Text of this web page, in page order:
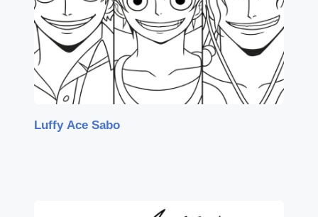
Luffy Ace Sabo